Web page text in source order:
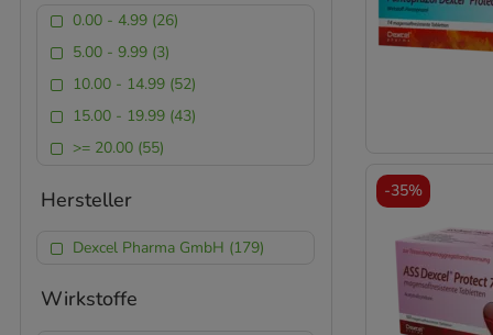
-35%
60 ml (2)
84 st (2)
3x60 ml (2)
0.00 - 4.99 (26)
5.00 - 9.99 (3)
10.00 - 14.99 (52)
15.00 - 19.99 (43)
>= 20.00 (55)
Hersteller
Dexcel Pharma GmbH (179)
Wirkstoffe